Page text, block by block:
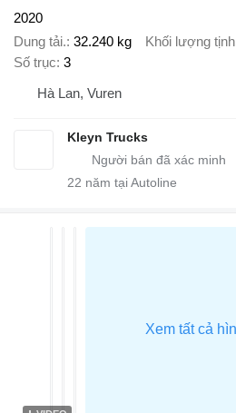
2020
Dung tải. 32.240 kg Khối lượng tịnh
Số trục 3
Hà Lan, Vuren
Kleyn Trucks
22 năm tại Autoline